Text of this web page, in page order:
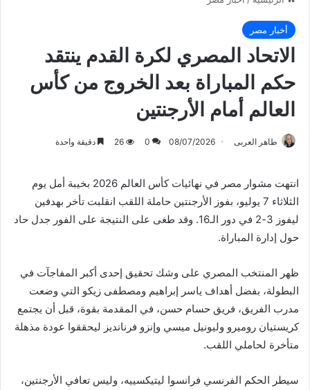
أخبار مصر
الاتحاد المصري لكرة القدم ينتقد
حكم المباراة بعد الخروج من كأس
العالم أمام الأرجنتين
طاهر العربى 08/07/2026
0
26 دقيقة واحدة
انتهت مشوار مصر في نهائيات كأس العالم 2026 بخيبة أمل يوم
الثلاثاء 7 يوليو، بفوز الأرجنتين حاملة اللقب
انقلبت تأخر بهدفين
ليفوز 3-2 في دور الـ16. وقد طغى على النتيجة على الفور جدل حاد
حول إدارة المباراة.
ظهر المنتخب المصري على وشك تحقيق إحدى أكبر المفاجآت في
البطولة، بفضل أهداف ياسر إبراهيم ومصطفى زيكو التي وضعت
مدرب الفريق، فريق حسام حسن، في المقدمة بقوة، قبل أن يجتمع
كريستيان روميرو وليونيل ميسي وإنزو فرنانديز ليحققوا عودة مذهلة
متأخرة لحاملي اللقب.
سيطر الحكم الفرنسي فرانسوا ليتيكسييه، وليس تعافي الأرجنتين،